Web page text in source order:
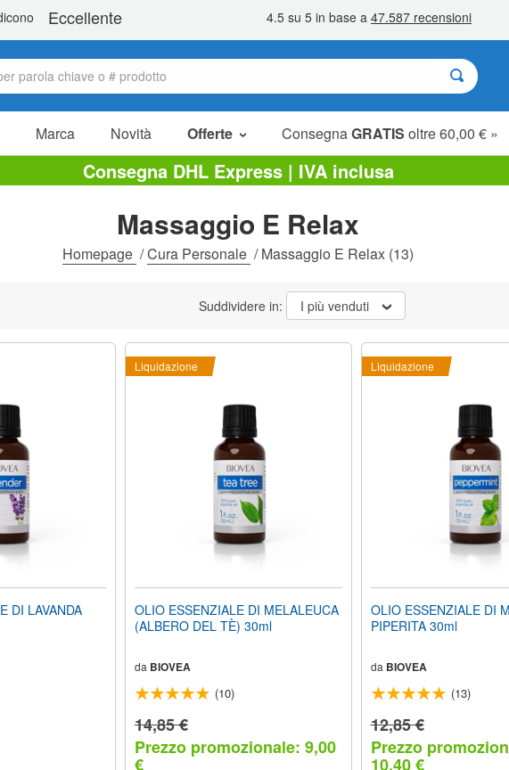
Marca Novità Offerte ConsegnaGRATIS oltre 60,00 € »
Articoli in offerta
Pacchetti
Liquidazione
Consegna DHL Express | IVA inclusa
Massaggio E Relax
Homepage /Cura Personale /Massaggio E Relax (13)
Suddividere in: I più venduti
DI LAVANDA
Liquidazione
OLIO ESSENZIALE DI MELALEUCA
(ALBERO DEL TÈ) 30ml
da BIOVEA
(10)
14,85 €
Prezzo promozionale: 9,00
€
Liquidazione
OLIO ESSENZIALE DI
PIPERITA 30ml
da BIOVEA
(13)
12,85 €
Prezzo
10,40 €